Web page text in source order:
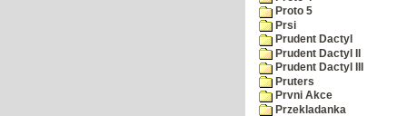
Proto 5
Prsi
Prudent Dactyl
Prudent Dactyl II
Prudent Dactyl III
Pruters
Prvni Akce
Przekladanka